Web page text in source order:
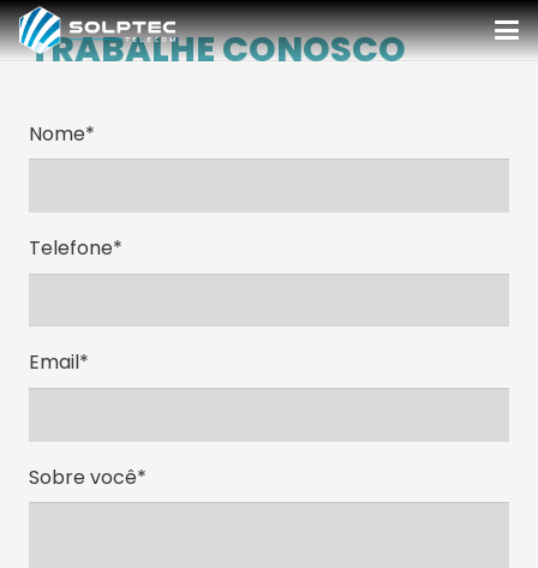
TRABALHE CONOSCO
Nome*
Telefone*
Email*
Sobre você*